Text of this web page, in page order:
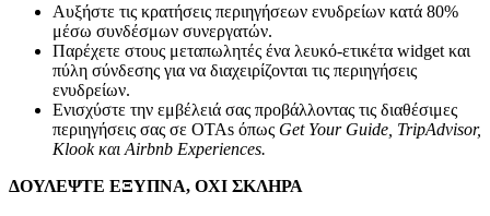
Αυξήστε τις κρατήσεις περιηγήσεων ενυδρείων κατά 80%
μέσω συνδέσμων συνεργατών.
Παρέχετε στους μεταπωλητές ένα λευκό-ετικέτα widget και
πύλη σύνδεσης για να διαχειρίζονται τις περιηγήσεις
ενυδρείων.
Ενισχύστε την εμβέλειά σας προβάλλοντας τις διαθέσιμες
περιηγήσεις σας σε OTAs όπως Get Your Guide, TripAdvisor,
Klook και Airbnb Experiences.
ΔΟΥΛΕΨΤΕ ΕΞΥΠΝΑ, ΟΧΙ ΣΚΛΗΡΑ